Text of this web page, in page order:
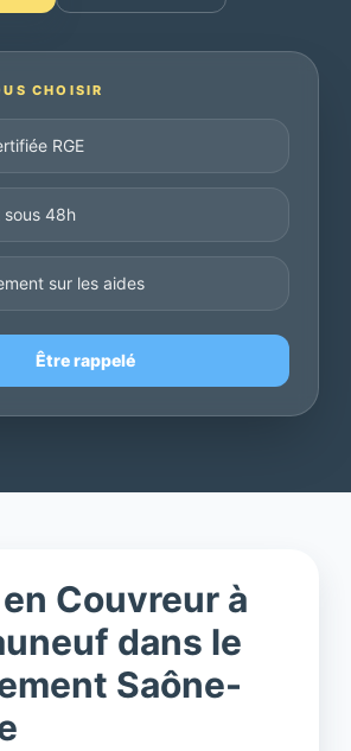
CHOISIR
RGE
sous 48h
sur les aides
Être rappelé
Couvreur à
dans le
Saône-